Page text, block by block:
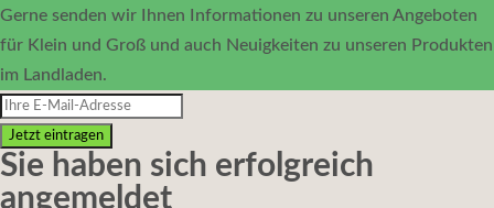
Gerne senden wir Ihnen Informationen zu unseren Angeboten
für Klein und Groß und auch Neuigkeiten zu unseren Produkten
im Landladen.
Jetzt eintragen
Sie haben sich erfolgreich
angemeldet